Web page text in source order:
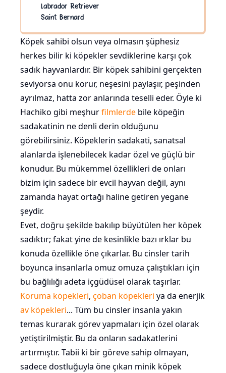
Labrador Retriever
Saint Bernard
Köpek sahibi olsun veya olmasın şüphesiz
herkes bilir ki köpekler sevdiklerine karşı çok
sadık hayvanlardır. Bir köpek sahibini gerçekten
seviyorsa onu korur, neşesini paylaşır, peşinden
ayrılmaz, hatta zor anlarında teselli eder. Öyle ki
Hachiko gibi meşhurfilmlerde bile köpeğin
sadakatinin ne denli derin olduğunu
görebilirsiniz. Köpeklerin sadakati, sanatsal
alanlarda işlenebilecek kadar özel ve güçlü bir
konudur. Bu mükemmel özellikleri de onları
bizim için sadece bir evcil hayvan değil, aynı
zamanda hayat ortağı haline getiren yegane
şeydir.
Evet, doğru şekilde bakılıp büyütülen her köpek
sadıktır; fakat yine de kesinlikle bazı ırklar bu
konuda özellikle öne çıkarlar. Bu cinsler tarih
boyunca insanlarla omuz omuza çalıştıkları için
bu bağlılığı adeta içgüdüsel olarak taşırlar.
Koruma köpekleri, çoban köpekleri ya da enerjik
av köpekleri... Tüm bu cinsler insanla yakın
temas kurarak görev yapmaları için özel olarak
yetiştirilmiştir. Bu da onların sadakatlerini
artırmıştır. Tabii ki bir göreve sahip olmayan,
sadece dostluğuyla öne çıkan minik köpek